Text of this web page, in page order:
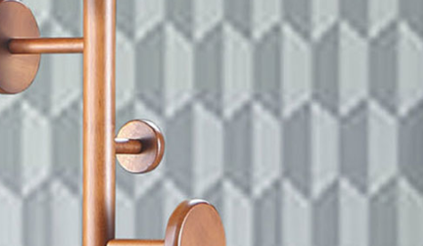
、天候惡劣、過於偏遠之山區內等，或收貨地點搬運過於困難等
成配送外，視狀況保有出貨的權利。
，賣家無提供吊掛服務，若需以吊車或其他的吊掛方式吊運，費用
的問題，並非一般快速到貨商品，無法指定特定時間送達，司機當
免浪費你的寶貴時間。
之災害警報等不可抗力情事，而危及運送人員輸送之安全，本司得
期(注意:鑑賞期非試用期)，若非商品品質瑕疵問題於鑑賞期內退貨
及公開場合之商品則無享有商品一年保固之服務。
日內完成付款，
款或轉帳通知，商品將不予保留(訂單自動取消)。
回收家具可聯絡當地請清潔隊回收,免付費清運專線：0800-085-717